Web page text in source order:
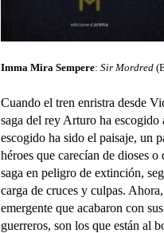
Imma Mira Sempere: Sir Mordred
Cuando el tren enristra desde
saga del rey Arturo ha
escogido ha sido el paisaje, un
héroes que carecían de dioses
saga en peligro de extinción,
carga de cruces y culpas.
emergente que acabaron con
guerreros, son los que están al